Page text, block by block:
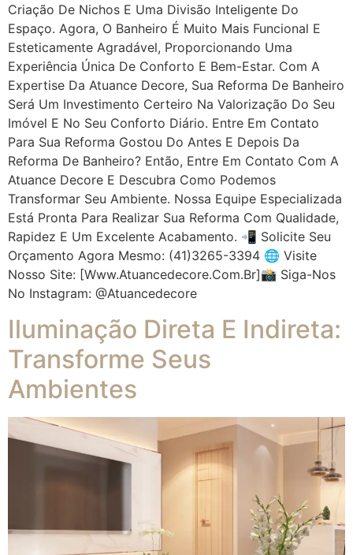
Criação De Nichos E Uma Divisão Inteligente Do
Espaço. Agora, O Banheiro É Muito Mais Funcional E
Esteticamente Agradável, Proporcionando Uma
Experiência Única De Conforto E Bem-Estar. Com A
Expertise Da Atuance Decore, Sua Reforma De Banheiro
Será Um Investimento Certeiro Na Valorização Do Seu
Imóvel E No Seu Conforto Diário. Entre Em Contato
Para Sua Reforma Gostou Do Antes E Depois Da
Reforma De Banheiro? Então, Entre Em Contato Com A
Atuance Decore E Descubra Como Podemos
Transformar Seu Ambiente. Nossa Equipe Especializada
Está Pronta Para Realizar Sua Reforma Com Qualidade,
Rapidez E Um Excelente Acabamento. 📲 Solicite Seu
Orçamento Agora Mesmo: (41)3265-3394 🌐 Visite
Nosso Site: [www.atuancedecore.com.br]📸 Siga-Nos
No Instagram: @atuancedecore
Iluminação Direta E Indireta:
Transforme Seus
Ambientes